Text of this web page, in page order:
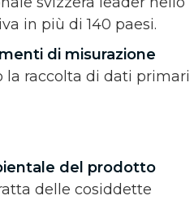
in più di 140 paesi.
di misurazione
la raccolta di dati primari
del prodotto
delle cosiddette